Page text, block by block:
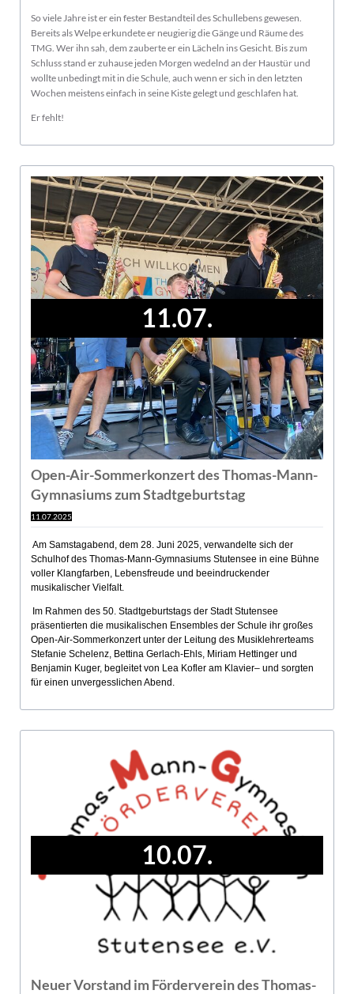
So viele Jahre ist er ein fester Bestandteil des Schullebens gewesen.
Bereits als Welpe erkundete er neugierig die Gänge und Räume des
TMG. Wer ihn sah, dem zauberte er ein Lächeln ins Gesicht. Bis zum
Schluss stand er zuhause jeden Morgen wedelnd an der Haustür und
wollte unbedingt mit in die Schule, auch wenn er sich in den letzten
Wochen meistens einfach in seine Kiste gelegt und geschlafen hat.
Er fehlt!
11.07.
Open-Air-Sommerkonzert des Thomas-Mann-
Gymnasiums zum Stadtgeburtstag
11.07.2025
Am Samstagabend, dem 28. Juni 2025, verwandelte sich der
Schulhof des Thomas-Mann-Gymnasiums Stutensee in eine Bühne
voller Klangfarben, Lebensfreude und beeindruckender
musikalischer Vielfalt.
Im Rahmen des 50. Stadtgeburtstags der Stadt Stutensee
präsentierten die musikalischen Ensembles der Schule ihr großes
Open-Air-Sommerkonzert unter der Leitung des Musiklehrerteams
Stefanie Schelenz, Bettina Gerlach-Ehls, Miriam Hettinger und
Benjamin Kuger, begleitet von Lea Kofler am Klavier– und sorgten
für einen unvergesslichen Abend.
10.07.
Neuer Vorstand im Förderverein des Thomas-